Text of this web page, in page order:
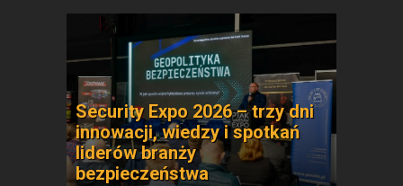
Security Expo 2026 – trzy dni
innowacji, wiedzy i spotkań
liderów branży
bezpieczeństwa